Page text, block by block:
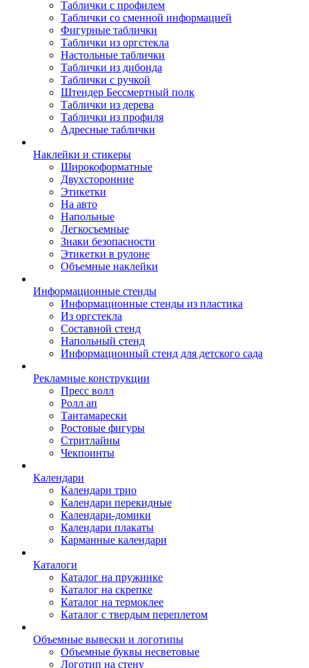
Таблички с профилем
Таблички со сменной информацией
Фигурные таблички
Таблички из оргстекла
Настольные таблички
Таблички из дибонда
Таблички с ручкой
Штендер Бессмертный полк
Таблички из дерева
Таблички из профиля
Адресные таблички
Наклейки и стикеры
Широкоформатные
Двухсторонние
Этикетки
На авто
Напольные
Легкосъемные
Знаки безопасности
Этикетки в рулоне
Объемные наклейки
Информационные стенды
Информационные стенды из пластика
Из оргстекла
Составной стенд
Напольный стенд
Информационный стенд для детского сада
Рекламные конструкции
Пресс волл
Ролл ап
Тантамарески
Ростовые фигуры
Стритлайны
Чекпоинты
Календари
Календари трио
Календари перекидные
Календари-домики
Календари плакаты
Карманные календари
Каталоги
Каталог на пружинке
Каталог на скрепке
Каталог на термоклее
Каталог с твердым переплетом
Объемные вывески и логотипы
Объемные буквы несветовые
Логотип на стену